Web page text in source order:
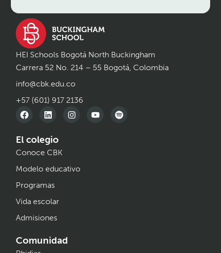
HEI Schools Bogotá North Buckingham
Carrera 52 No. 214 – 55 Bogotá, Colombia
info@cbk.edu.co
+57 (601) 917 2136
El colegio
Conoce CBK
Modelo educativo
Programas
Vida escolar
Admisiones
Comunidad